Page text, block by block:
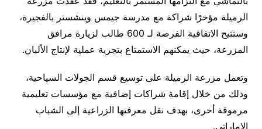
الرميلة مؤخرًا شراكة مع مدرسة جيمس وينشستر بالفجيرة،
وستتيح الاتفاقية الفرصة لـ 600 طالب لزيارة مرافق
المزرعة، حيث يمكنهم الاستمتاع بتجربة عملية لإنتاج الألبان.
وتعمل مزرعة الرميلة على توسيع قسم الجولات السياحية،
وذلك من خلال إقامة شراكات إضافية مع مؤسسات تعليمية
مرموقة أخرى، بهدف نقل معرفتها الزراعية إلى الشباب
الإماراتي.